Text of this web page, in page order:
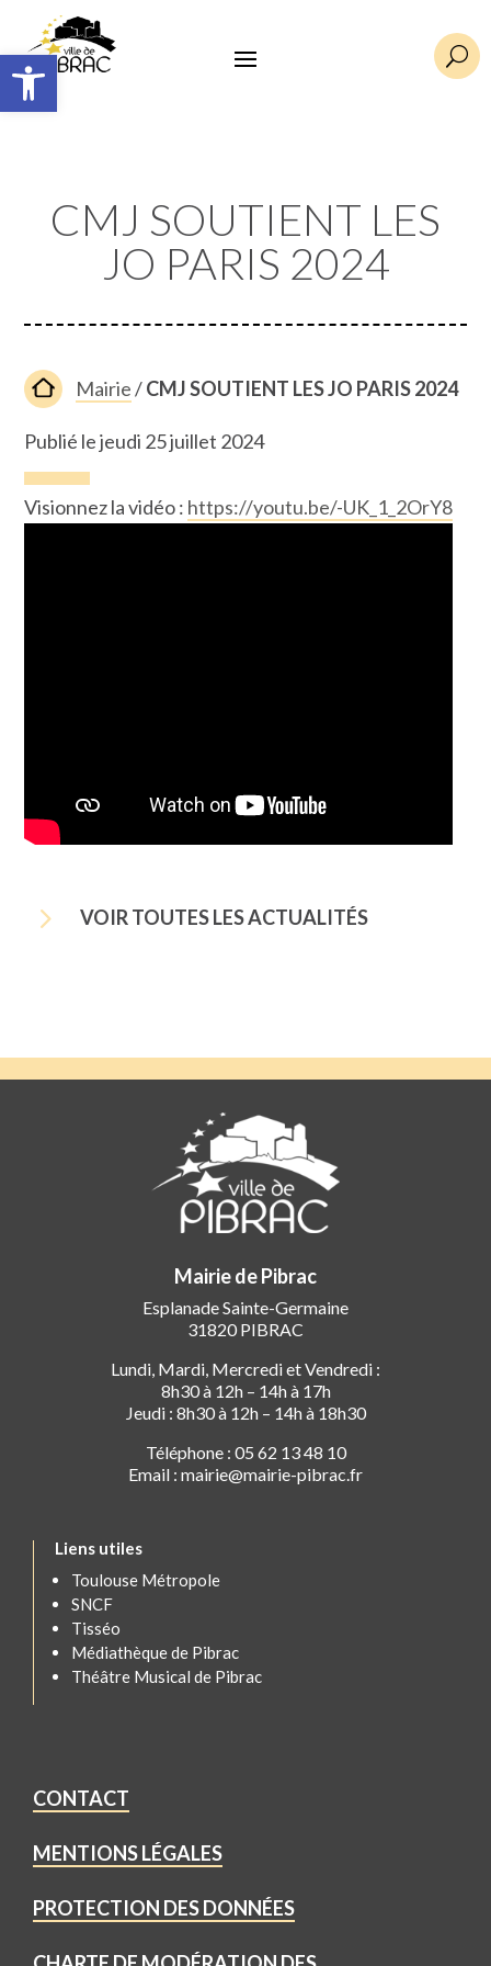
Ouvrir la barre d’outils U
CMJ SOUTIENT LES
JO PARIS 2024
Mairie/CMJ SOUTIENT LES JO PARIS 2024
Publié le jeudi 25 juillet 2024
Visionnez la vidéo : https://youtu.be/-UK_1_2OrY8
5 VOIR TOUTES LES ACTUALITÉS
Mairie de Pibrac
Esplanade Sainte-Germaine
31820 PIBRAC
Lundi, Mardi, Mercredi et Vendredi :
8h30 à 12h – 14h à 17h
Jeudi : 8h30 à 12h – 14h à 18h30
Téléphone : 05 62 13 48 10
Email : mairie@mairie-pibrac.fr
Liens utiles
Toulouse Métropole
SNCF
Tisséo
Médiathèque de Pibrac
Théâtre Musical de Pibrac
CONTACT
MENTIONS LÉGALES
PROTECTION DES DONNÉES